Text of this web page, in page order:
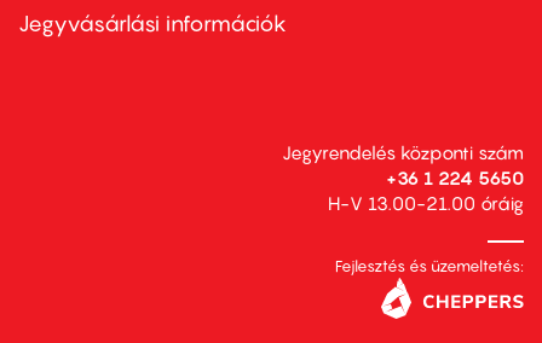
second
Jegyvásárlási információk
Jegyrendelés központi szám
+36 1 224 5650
H-V 13.00-21.00 óráig
Fejlesztés és üzemeltetés: